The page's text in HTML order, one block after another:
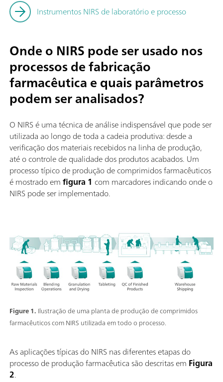
Instrumentos NIRS de laboratório e processo
Onde o NIRS pode ser usado nos
processos de fabricação
farmacêutica e quais parâmetros
podem ser analisados?
O NIRS é uma técnica de análise indispensável que pode ser
utilizada ao longo de toda a cadeia produtiva: desde a
verificação dos materiais recebidos na linha de produção,
até o controle de qualidade dos produtos acabados. Um
processo típico de produção de comprimidos farmacêuticos
é mostrado emfigura 1 com marcadores indicando onde o
NIRS pode ser implementado.
Figure 1. Ilustração de uma planta de produção de comprimidos
farmacêuticos com NIRS utilizada em todo o processo.
As aplicações típicas do NIRS nas diferentes etapas do
processo de produção farmacêutica são descritas em Figura
2.